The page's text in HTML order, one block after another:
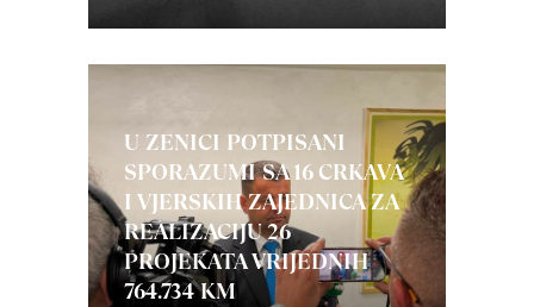
U ZENICI POTPISANI
SPORAZUMI SA 16 CRKAVA
I VJERSKIH ZAJEDNICA ZA
REALIZACIJU 26
PROJEKATA VRIJEDNIH
764.734 KM